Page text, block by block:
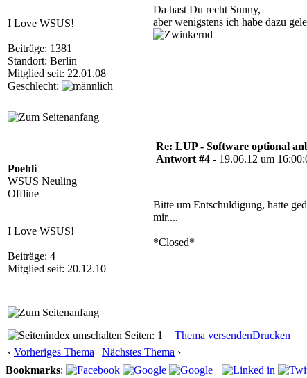
I Love WSUS!
Beiträge: 1381
Standort: Berlin
Mitglied seit: 22.01.08
Geschlecht:
Da hast Du recht Sunny,
aber wenigstens ich habe dazu
Poehli
WSUS Neuling
Offline
I Love WSUS!
Beiträge: 4
Mitglied seit: 20.12.10
Re: LUP - Software optional
Antwort #4 - 19.06.12 um
Bitte um Entschuldigung, hatte
mir....
*Closed*
Seiten: 1
Thema versendenDrucken
‹ Vorheriges Thema | Nächstes Thema ›
Bookmarks: